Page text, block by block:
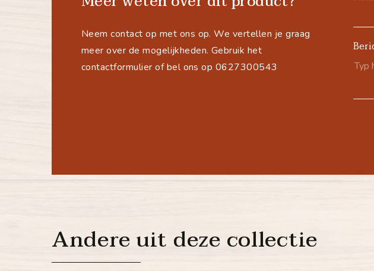
Neem contact op met ons op. We vertellen je graag
meer over de mogelijkheden. Gebruik het
contactformulier of bel ons op 0627300543
Andere uit deze collectie